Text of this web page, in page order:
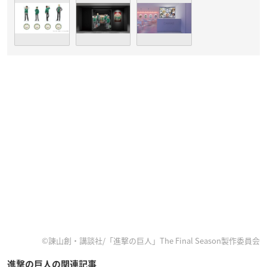
©諫山創・講談社/「進撃の巨人」The Final Season製作委員会
進撃の巨人の関連記事